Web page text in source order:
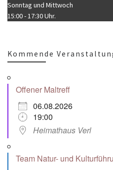
Sonntag und Mittwoch
15:00 - 17:30 Uhr.
Kommende
Offener Maltreff
06.08.2026
19:00
Heimathaus Verl
Team Natur- und